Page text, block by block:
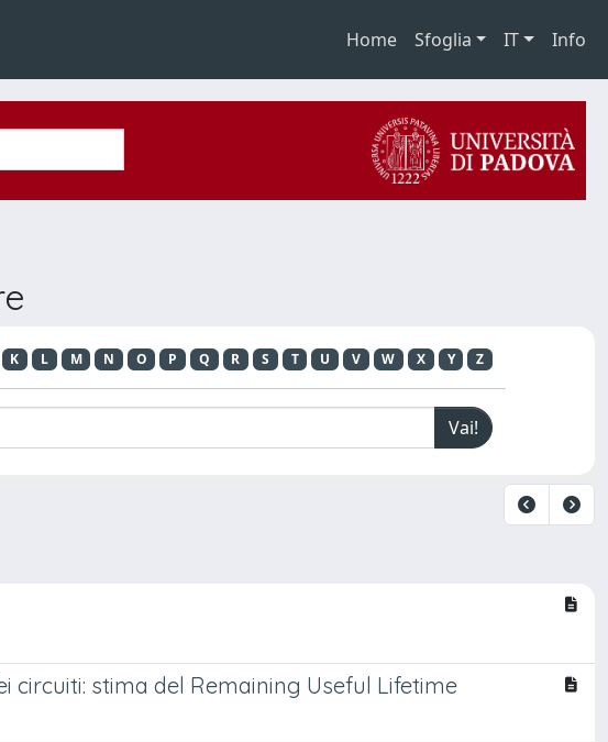
Home Sfoglia IT Info
K L M N O P Q R S T U V W X Y Z
stima del Remaining Useful Lifetime